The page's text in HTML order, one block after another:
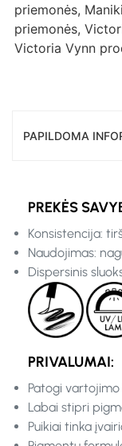
priemonės,
priemonės,
Victoria Vynn
PAPILDOMA
PREKĖS
Konsistencija:
Naudojimas:
Dispersinis
PRIVALUMAI:
Patogi
Labai stipri
Puikiai tinka